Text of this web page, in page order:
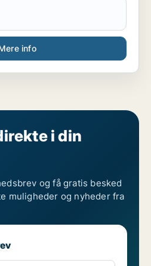
info
i din
og få gratis besked
muligheder og nyheder fra